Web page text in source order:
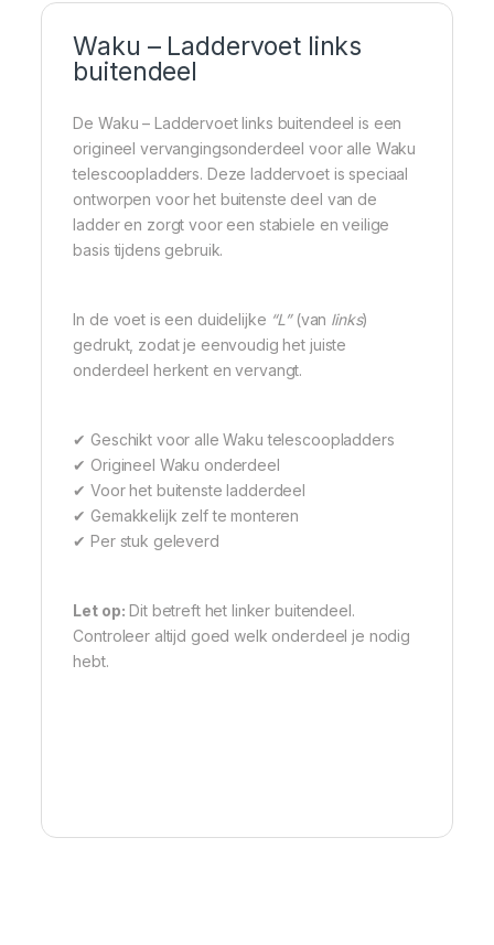
Waku – Laddervoet links
buitendeel
De Waku – Laddervoet links buitendeel is een
origineel vervangingsonderdeel voor alle Waku
telescoopladders. Deze laddervoet is speciaal
ontworpen voor het buitenste deel van de
ladder en zorgt voor een stabiele en veilige
basis tijdens gebruik.
In de voet is een duidelijke “L”(van links)
gedrukt, zodat je eenvoudig het juiste
onderdeel herkent en vervangt.
✔ Geschikt voor alle Waku telescoopladders
✔ Origineel Waku onderdeel
✔ Voor het buitenste ladderdeel
✔ Gemakkelijk zelf te monteren
✔ Per stuk geleverd
Let op: Dit betreft het linker buitendeel.
Controleer altijd goed welk onderdeel je nodig
hebt.